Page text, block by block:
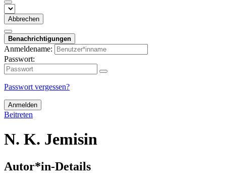
Abbrechen
Benachrichtigungen
Anmeldename:
Passwort:
Passwort vergessen?
Anmelden
Beitreten
N. K. Jemisin
Autor*in-Details